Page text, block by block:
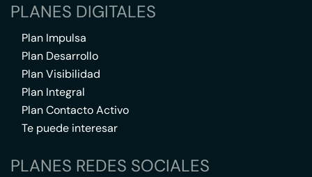
PLANES DIGITALES
Plan Impulsa
Plan Desarrollo
Plan Visibilidad
Plan Integral
Plan Contacto Activo
Te puede interesar
PLANES REDES SOCIALES